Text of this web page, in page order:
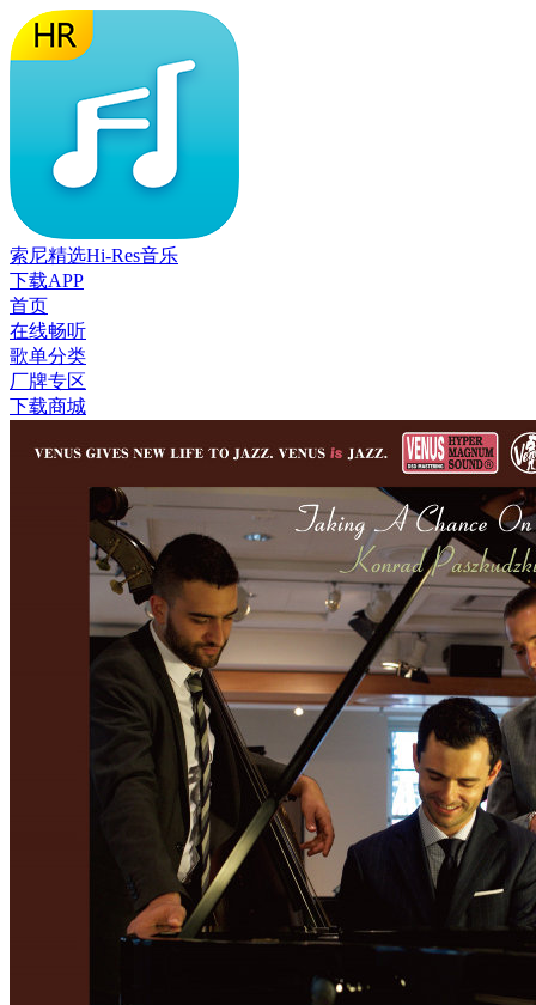
索尼精选Hi-Res音乐
下载APP
首页
在线畅听
歌单分类
厂牌专区
下载商城